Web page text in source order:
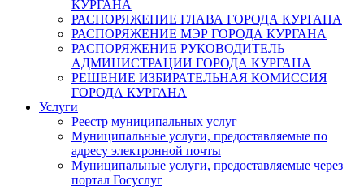
КУРГАНА
РАСПОРЯЖЕНИЕ ГЛАВА ГОРОДА КУРГАНА
РАСПОРЯЖЕНИЕ МЭР ГОРОДА КУРГАНА
РАСПОРЯЖЕНИЕ РУКОВОДИТЕЛЬ
АДМИНИСТРАЦИИ ГОРОДА КУРГАНА
РЕШЕНИЕ ИЗБИРАТЕЛЬНАЯ КОМИССИЯ
ГОРОДА КУРГАНА
Услуги
Реестр муниципальных услуг
Муниципальные услуги, предоставляемые по
адресу электронной почты
Муниципальные услуги, предоставляемые через
портал Госуслуг